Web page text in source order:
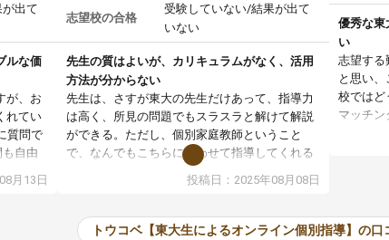
出て
ルな価
が、お
れてい
質問で
自由
ると
があり
月13日
志望校の合格
受験していない/結果が出て
いない
先生の質はよいが、カリキュラムがなく、活用
方法が分からない
先生は、さすが東大の先生だけあって、指導力
は高く、所見の問題でもスラスラと解けて解説
ができる。ただし、個別家庭教師ということ
で、なんでもこちらに合わせて指導してくれる
のだが、具体的なカリキュラムがない。当方
は、授業の先取り学習をするため、学校の教科
いただいたが、1時間の時間を使って進められる
投稿日：2025年08月08日
優秀な東
い
志望する
と思い、
校ではど
マッチン
また受
ツーマン
トウコベ【東大生によるオンライン個別指導】の口